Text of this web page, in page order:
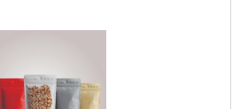
contar com
e com as melhores